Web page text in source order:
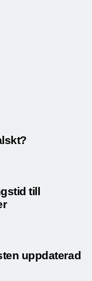
till
uppdaterad